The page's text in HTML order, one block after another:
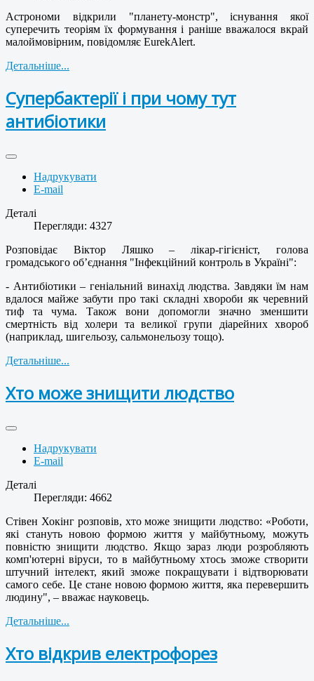
Астрономи відкрили "планету-монстр", існування якої
суперечить теоріям їх формування і раніше вважалося вкрай
малоймовірним, повідомляє EurekAlert.
Детальніше...
Супербактерії і при чому тут
антибіотики
Надрукувати
E-mail
Деталі
Перегляди: 4327
Розповідає Віктор Ляшко – лікар-гігієніст, голова
громадського об’єднання "Інфекційний контроль в Україні":
- Антибіотики – геніальний винахід людства. Завдяки їм нам
вдалося майже забути про такі складні хвороби як черевний
тиф та чума. Також вони допомогли значно зменшити
смертність від холери та великої групи діарейних хвороб
(наприклад, шигельозу, сальмонельозу тощо).
Детальніше...
Хто може знищити людство
Надрукувати
E-mail
Деталі
Перегляди: 4662
Стівен Хокінг розповів, хто може знищити людство: «Роботи,
які стануть новою формою життя у майбутньому, можуть
повністю знищити людство. Якщо зараз люди розробляють
комп'ютерні віруси, то в майбутньому хтось зможе створити
штучний інтелект, який зможе покращувати і відтворювати
самого себе. Це стане новою формою життя, яка перевершить
людину", – вважає науковець.
Детальніше...
Хто відкрив електрофорез